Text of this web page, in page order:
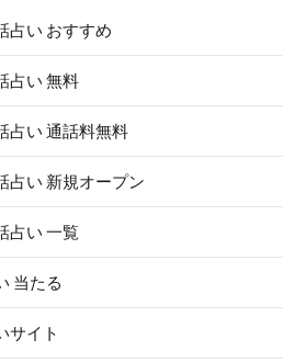
占い おすすめ
占い 無料
占い 通話料無料
占い 新規オープン
占い 一覧
当たる
サイト